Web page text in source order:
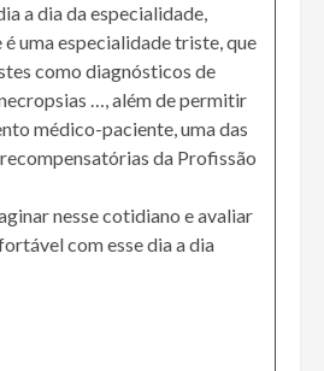
a dia da especialidade,
uma especialidade triste, que
como diagnósticos de
…, além de permitir
médico-paciente, uma das
recompensatórias da Profissão
nesse cotidiano e avaliar
com esse dia a dia